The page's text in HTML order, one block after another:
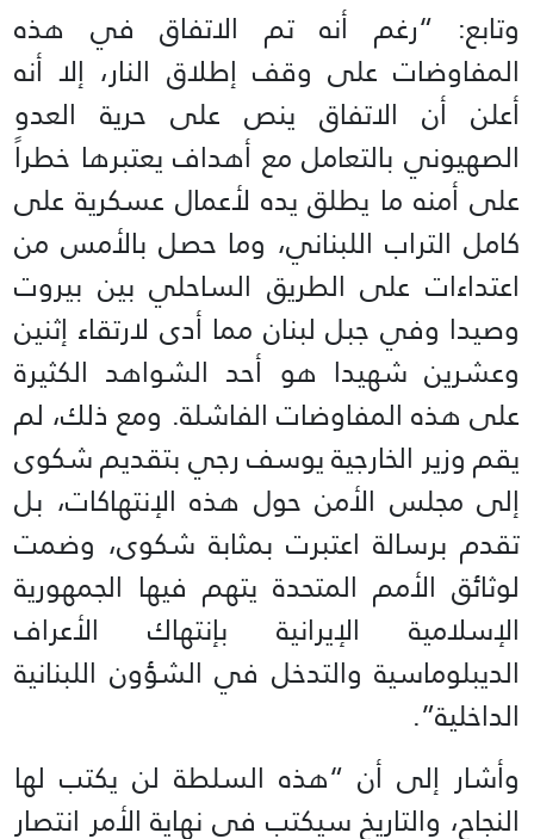
وتابع: “رغم أنه تم الاتفاق في هذه
المفاوضات على وقف إطلاق النار، إلا أنه
أعلن أن الاتفاق ينص على حرية العدو
الصهيوني بالتعامل مع أهداف يعتبرها خطراً
على أمنه ما يطلق يده لأعمال عسكرية على
كامل التراب اللبناني، وما حصل بالأمس من
اعتداءات على الطريق الساحلي بين بيروت
وصيدا وفي جبل لبنان مما أدى لارتقاء إثنين
وعشرين شهيدا هو أحد الشواهد الكثيرة
على هذه المفاوضات الفاشلة. ومع ذلك، لم
يقم وزير الخارجية يوسف رجي بتقديم شكوى
إلى مجلس الأمن حول هذه الإنتهاكات، بل
تقدم برسالة اعتبرت بمثابة شكوى، وضمت
لوثائق الأمم المتحدة يتهم فيها الجمهورية
الإسلامية الإيرانية بإنتهاك الأعراف
الديبلوماسية والتدخل في الشؤون اللبنانية
الداخلية”.
وأشار إلى أن “هذه السلطة لن يكتب لها
النجاح، والتاريخ سيكتب في نهاية الأمر انتصار